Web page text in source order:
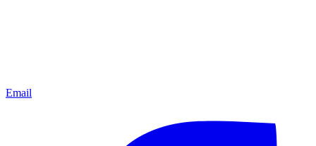
Email